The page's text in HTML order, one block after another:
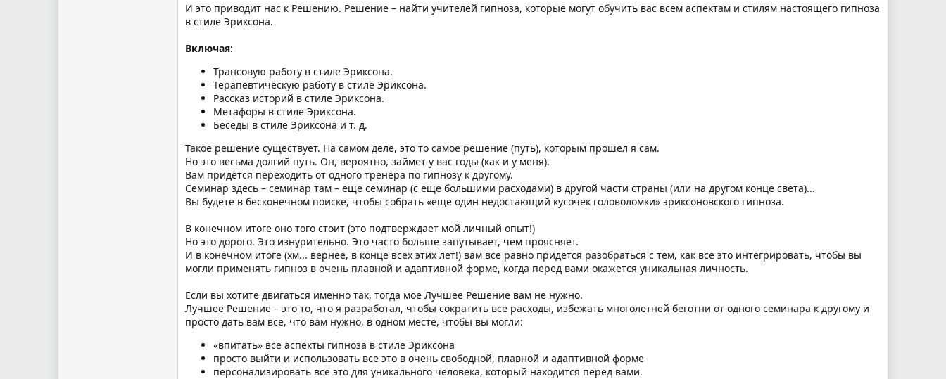
И это приводит нас к Решению. Решение – найти учителей гипноза, которые могут обучить вас всем аспектам и стилям настоящего гипноза
в стиле Эриксона.
Включая:
Трансовую работу в стиле Эриксона.
Терапевтическую работу в стиле Эриксона.
Рассказ историй в стиле Эриксона.
Метафоры в стиле Эриксона.
Беседы в стиле Эриксона и т. д.
Такое решение существует. На самом деле, это то самое решение (путь), которым прошел я сам.
Но это весьма долгий путь. Он, вероятно, займет у вас годы (как и у меня).
Вам придется переходить от одного тренера по гипнозу к другому.
Семинар здесь – семинар там – еще семинар (с еще большими расходами) в другой части страны (или на другом конце света)...
Вы будете в бесконечном поиске, чтобы собрать «еще один недостающий кусочек головоломки» эриксоновского гипноза.
В конечном итоге оно того стоит (это подтверждает мой личный опыт!)
Но это дорого. Это изнурительно. Это часто больше запутывает, чем проясняет.
И в конечном итоге (хм... вернее, в конце всех этих лет!) вам все равно придется разобраться с тем, как все это интегрировать, чтобы вы
могли применять гипноз в очень плавной и адаптивной форме, когда перед вами окажется уникальная личность.
Если вы хотите двигаться именно так, тогда мое Лучшее Решение вам не нужно.
Лучшее Решение – это то, что я разработал, чтобы сократить все расходы, избежать многолетней беготни от одного семинара к другому и
просто дать вам все, что вам нужно, в одном месте, чтобы вы могли:
«впитать» все аспекты гипноза в стиле Эриксона
просто выйти и использовать все это в очень свободной, плавной и адаптивной форме
персонализировать все это для уникального человека, который находится перед вами.